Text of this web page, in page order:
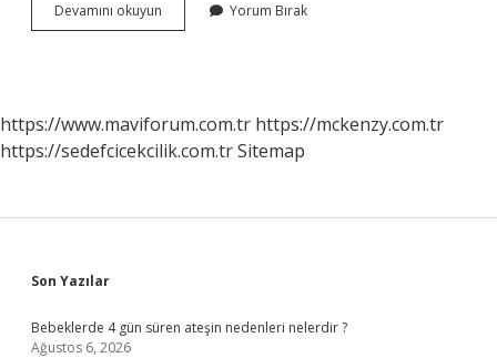
Devamını okuyun
Hafta
Yorum Bırak
https://www.maviforum.com.tr https://mckenzy.com.tr
https://sedefcicekcilik.com.trSitemap
Sidebar
Son Yazılar
Bebeklerde 4 gün süren ateşin nedenleri nelerdir ?
Ağustos 6, 2026